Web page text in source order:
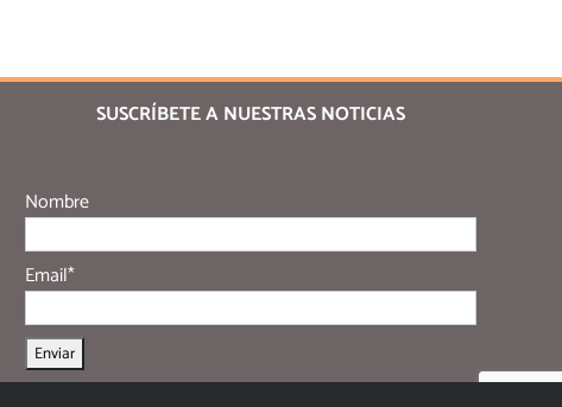
SUSCRÍBETE A NUESTRAS NOTICIAS
Nombre
Email*